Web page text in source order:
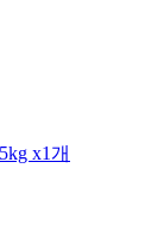
x1개